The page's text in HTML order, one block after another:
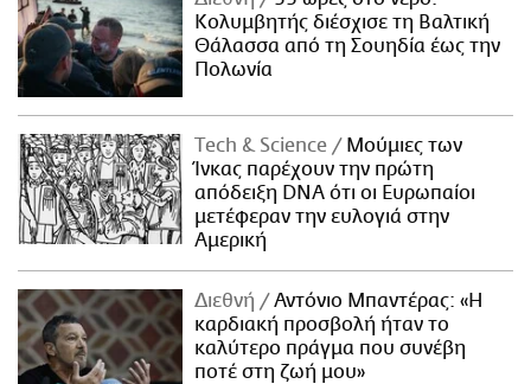
Κολυμβητής διέσχισε τη Βαλτική
Θάλασσα από τη Σουηδία έως την
Πολωνία
Τech & Science
Μούμιες των
Ίνκας παρέχουν την πρώτη
απόδειξη DNA ότι οι Ευρωπαίοι
μετέφεραν την ευλογιά στην
Αμερική
Διεθνή
Αντόνιο Μπαντέρας: «Η
καρδιακή προσβολή ήταν το
καλύτερο πράγμα που συνέβη
ποτέ στη ζωή μου»